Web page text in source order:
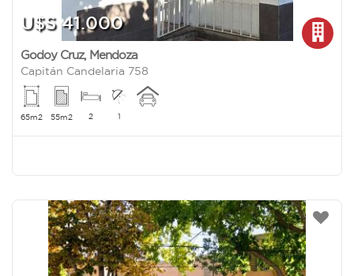
U$S 41.000
Godoy Cruz, Mendoza
Capitán Candelaria 758
65m2 55m2 2 1